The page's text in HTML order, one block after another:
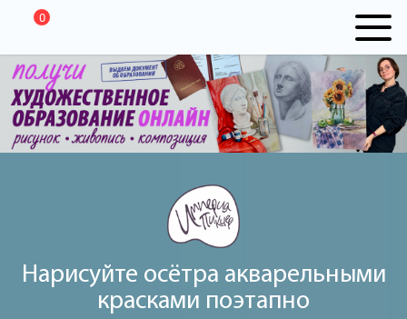
0
Нарисуйте осётра акварельными
красками поэтапно